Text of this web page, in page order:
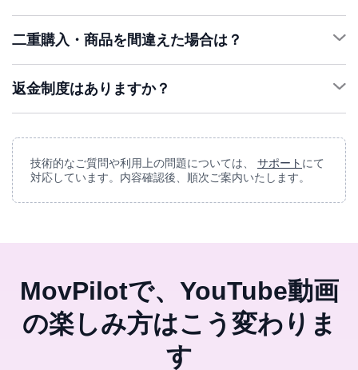
サポ
ート
二重購入・商品を間違えた場合は？
返金制度はありますか？
技術的なご質問や利用上の問題については、 サポート にて
対応しています。内容確認後、順次ご案内いたします。
MovPilotで、YouTube動画
の楽しみ方はこう変わりま
す